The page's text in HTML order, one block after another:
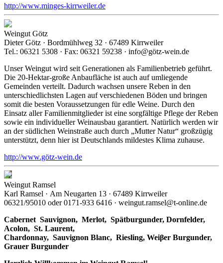
http://www.minges-kirrweiler.de
Weingut Götz
Dieter Götz · Bordmühlweg 32 · 67489 Kirrweiler
Tel.: 06321 5308 · Fax: 06321 59238 · info@götz-wein.de
Unser Weingut wird seit Generationen als Familienbetrieb geführt.
Die 20-Hektar-große Anbaufläche ist auch auf umliegende
Gemeinden verteilt. Dadurch wachsen unsere Reben in den
unterschiedlichsten Lagen auf verschiedenen Böden und bringen
somit die besten Voraussetzungen für edle Weine. Durch den
Einsatz aller Familienmitglieder ist eine sorgfältige Pflege der Reben
sowie ein individueller Weinausbau garantiert. Natürlich werden wir
an der südlichen Weinstraße auch durch „Mutter Natur“ großzügig
unterstützt, denn hier ist Deutschlands mildestes Klima zuhause.
http://www.götz-wein.de
Weingut Ramsel
Karl Ramsel · Am Neugarten 13 · 67489 Kirrweiler
06321/95010 oder 0171-933 6416 · weingut.ramsel@t-online.de
Cabernet Sauvignon, Merlot, Spätburgunder, Dornfelder,
Acolon, St. Laurent,
Chardonnay, Sauvignon Blanc, Riesling, Weiβer Burgunder,
Grauer Burgunder